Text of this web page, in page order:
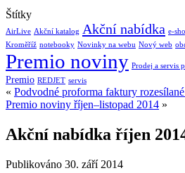
Štítky
AirLive Akční katalog Akční nabídka e-
Kroměříž notebooky Novinky na webu Nový web
Premio noviny Prodej a servis
Premio REDJET servis
« Podvodné proforma faktury
Premio noviny říjen–listopad 2014 »
Akční nabídka říjen
Publikováno 30. září 2014